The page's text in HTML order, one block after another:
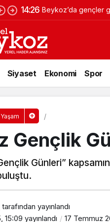
14:26 Beykoz’da gençler
Siyaset Ekonomi Spor
Yaşam
Gençlik
Günleri”
tarafından yayınlandı
15:09 yayınlandı 17 Temmuz